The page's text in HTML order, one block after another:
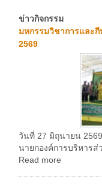
ข่าวกิจกรรม
มหกรรมวิชาการและกี
2569
วันที่ 27 มิถุนายน
นายกองค์การบริหารส่
Read more